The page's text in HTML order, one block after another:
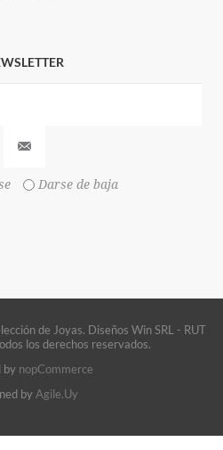
Darse de baja
de Joyas. Diseños Win SRL - RUT
los derechos reservados.
by nopCommerce
byAgile.Uy